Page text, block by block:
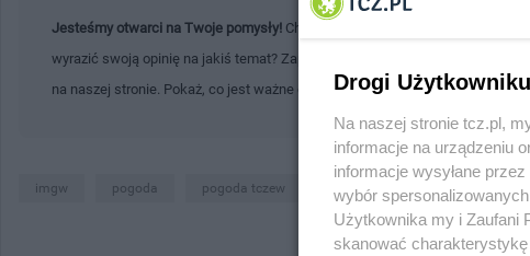
Jesteśmy otwarci na Twoje pomysły! Chcesz podzielić się ważną
wyrazić swoją opinię na jakiś temat? Zapraszamy Cię do tworzenia treści
na naszej stronie. Pokaż, co jest ważne dla Ciebie i Twojej społeczności!
imgw pogoda pogoda tczew
Drogi
Na naszej stronie tcz.pl,
informacje na urządzeniu
informacje wysyłane
wybór
Użytkownika my i Zaufani
skanować